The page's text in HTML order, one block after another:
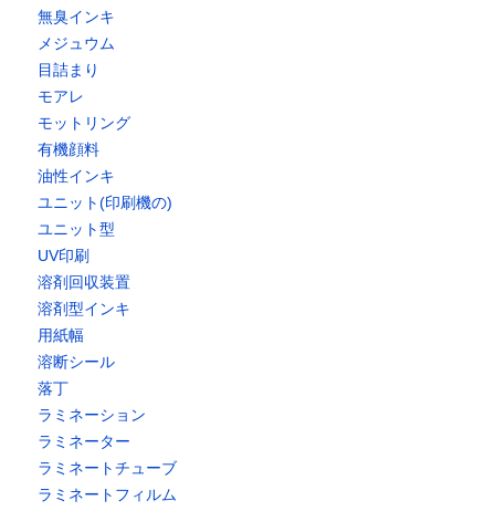
無臭インキ
メジュウム
目詰まり
モアレ
モットリング
有機顔料
油性インキ
ユニット(印刷機の)
ユニット型
UV印刷
溶剤回収装置
溶剤型インキ
用紙幅
溶断シール
落丁
ラミネーション
ラミネーター
ラミネートチューブ
ラミネートフィルム